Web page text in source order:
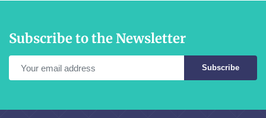
Subscribe to the Newsletter
Subscribe